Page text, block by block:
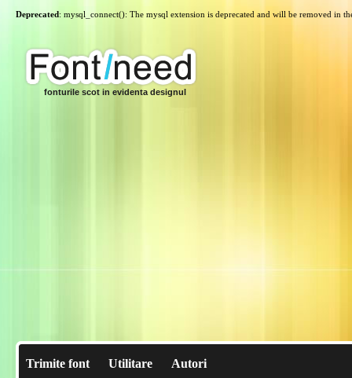
Deprecated: mysql_connect(): The mysql extension is deprecated and will be removed in
fonturile scot in evidenta designul
Trimite font Utilitare Autori